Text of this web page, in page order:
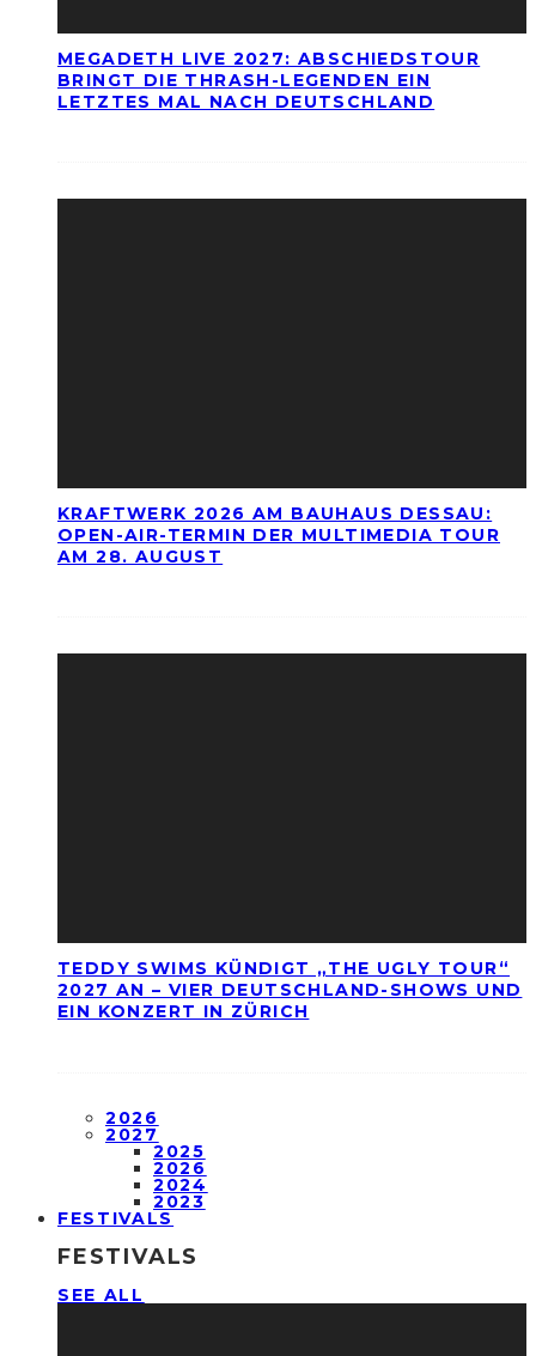
MEGADETH LIVE 2027: ABSCHIEDSTOUR
BRINGT DIE THRASH-LEGENDEN EIN
LETZTES MAL NACH DEUTSCHLAND
KRAFTWERK 2026 AM BAUHAUS DESSAU:
OPEN-AIR-TERMIN DER MULTIMEDIA TOUR
AM 28. AUGUST
TEDDY SWIMS KÜNDIGT „THE UGLY TOUR“
2027 AN – VIER DEUTSCHLAND-SHOWS UND
EIN KONZERT IN ZÜRICH
2026
2027
2025
2026
2024
2023
FESTIVALS
FESTIVALS
SEE ALL